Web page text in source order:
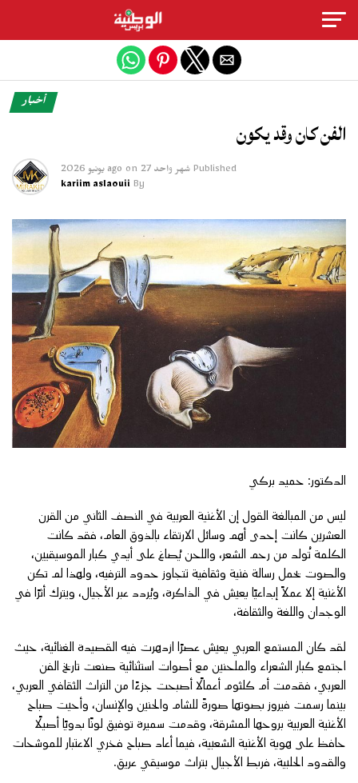
أخبار
الفن كان وقد يكون
Published شهر واحد ago on 27 يونيو 2026
By
kariim aslaouii
الدكتور: حميد بركي
ليس من المبالغة القول إن الأغنية العربية في النصف الثاني من القرن
العشرين كانت إحدى أهم وسائل الارتقاء بالذوق العام، فقد كانت
الكلمة تُولد من رحم الشعر، واللحن يُصاغ على أيدي كبار الموسيقيين،
والصوت يحمل رسالة فنية وثقافية تتجاوز حدود الترفيه، ولهذا لم تكن
الأغنية إلا عملاً إبداعيًا يعيش في الذاكرة، ويُردد عبر الأجيال، ويترك أثرًا في
الوجدان واللغة والثقافة،
لقد كان المستمع العربي يعيش عصرًا ازدهرت فيه القصيدة الغنائية، حيث
اجتمع كبار الشعراء والملحنين مع أصوات استثنائية صنعت تاريخ الفن
العربي، فقدمت أم كلثوم أعمالًا أصبحت جزءًا من التراث الثقافي العربي،
بينما رسمت فيروز بصوتها صورةً للشام والحنين والإنسان، وأحيت صباح
الأغنية العربية بروحها المشرقة، وقدمت سميرة توفيق لونًا بدويًا أصيلًا
حافظ على هوية الأغنية الشعبية، فيما أعاد صباح فخري الاعتبار للموشحات
والقدود الحلبية، فربط الأجيال بتراث موسيقي عريق.
Exit mobile version